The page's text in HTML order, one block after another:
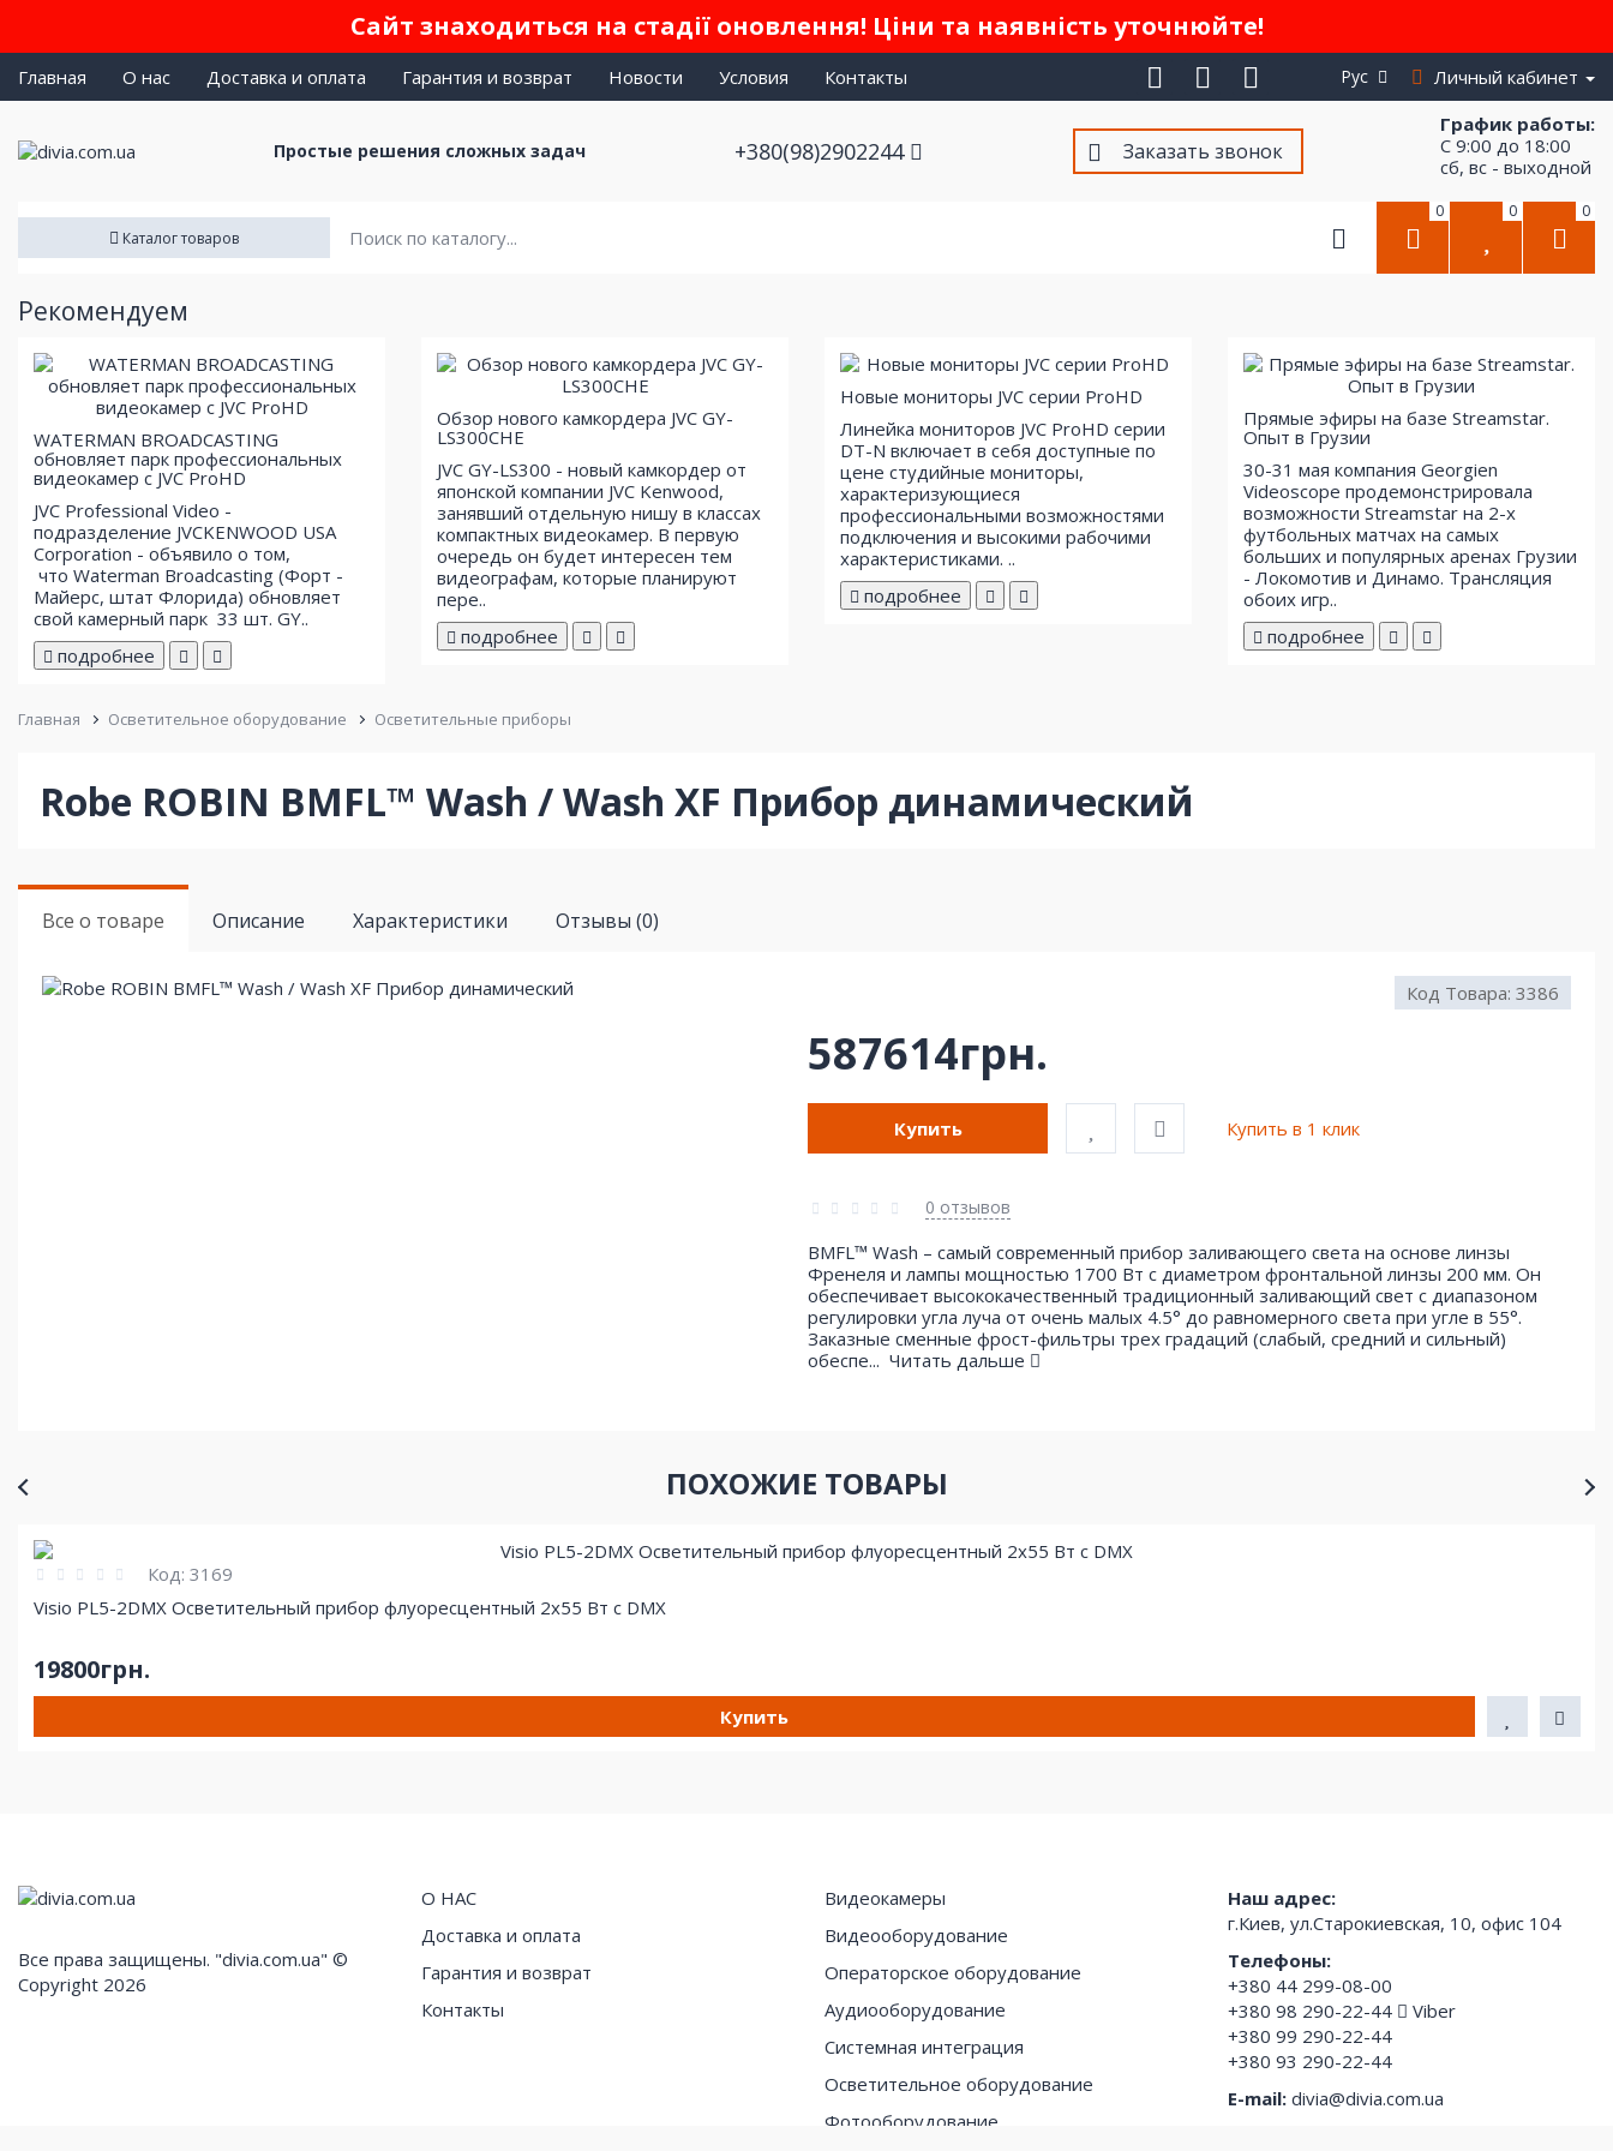
Сайт знаходиться на стадії оновлення! Ціни та наявність уточнюйте!
Главная О нас Доставка и оплата Гарантия и возврат Новости Условия Контакты Личный кабинет
Простые решения сложных задач +380(98)2902244 Заказать звонок
График работы:
С 9:00 до 18:00
сб, вс - выходной
Каталог товаров
0 0 0
Рекомендуем
WATERMAN BROADCASTING
обновляет парк профессиональных
видеокамер с JVC ProHD
JVC Professional Video -
подразделение JVCKENWOOD USA
Corporation - объявило о том,
что Waterman Broadcasting (Форт -
Майерс, штат Флорида) обновляет
свой ​​камерный парк 33 шт. GY..
подробнее
Обзор нового камкордера JVC GY-
LS300CHE
JVC GY-LS300 - новый камкордер от
японской компании JVC Kenwood,
занявший отдельную нишу в классах
компактных видеокамер. В первую
очередь он будет интересен тем
видеографам, которые планируют
пере..
подробнее
Новые мониторы JVC серии ProHD
Линейка мониторов JVC ProHD серии
DT-N включает в себя доступные по
цене студийные мониторы,
характеризующиеся
профессиональными возможностями
подключения и высокими рабочими
характеристиками. ..
подробнее
Прямые эфиры на базе Streamstar.
Опыт в Грузии
30-31 мая компания Georgien
Videoscope продемонстрировала
возможности Streamstar на 2-х
футбольных матчах на самых
больших и популярных аренах Грузии
- Локомотив и Динамо. Трансляция
обоих игр..
подробнее
Главная Осветительное оборудование Осветительные приборы
Robe ROBIN BMFL™ Wash / Wash XF Прибор динамический
Все о товаре Описание Характеристики Отзывы (0)
Код Товара: 3386
587614грн.
Купить Купить в 1 клик
0 отзывов
BMFL™ Wash – самый современный прибор заливающего света на основе линзы
Френеля и лампы мощностью 1700 Вт с диаметром фронтальной линзы 200 мм. Он
обеспечивает высококачественный традиционный заливающий свет с диапазоном
регулировки угла луча от очень малых 4.5° до равномерного света при угле в 55°.
Заказные сменные фрост-фильтры трех градаций (слабый, средний и сильный)
обеспе... Читать дальше
ПОХОЖИЕ ТОВАРЫ
Код: 3169
Visio PL5-2DMX Осветительный прибор флуоресцентный 2х55 Вт с DMX
19800грн.
Купить
Все права защищены. "divia.com.ua" ©
Copyright 2026
О НАС
Доставка и оплата
Гарантия и возврат
Контакты
Видеокамеры
Видеооборудование
Операторское оборудование
Аудиооборудование
Системная интеграция
Осветительное оборудование
Фотооборудование
Наш адрес:
г.Киев, ул.Старокиевская, 10, офис 104
Телефоны:
+380 44 299-08-00
+380 98 290-22-44
Viber
+380 99 290-22-44
+380 93 290-22-44
E-mail: divia@divia.com.ua